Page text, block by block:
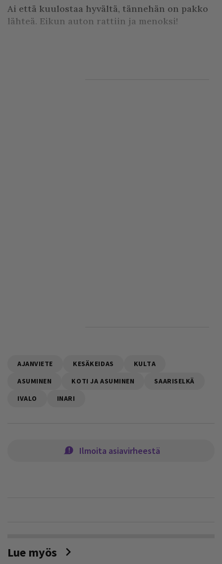
Ai että kuulostaa hyvältä, tännehän on pakko
lähteä. Eikun auton rattiin ja menoksi!
AJANVIETE KESÄKEIDAS
KULTA
ASUMINEN
KOTI JA ASUMINEN
SAARISELKÄ
IVALO
INARI
Ilmoita asiavirheestä
Lue myös